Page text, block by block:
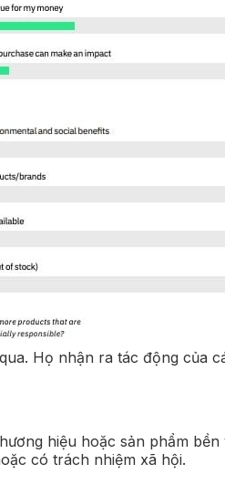
Họ nhận ra tác động của
hiệu hoặc sản phẩm
có trách nhiệm xã hội.